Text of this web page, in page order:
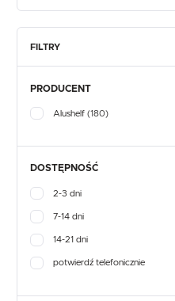
FILTRY
PRODUCENT
Alushelf (180)
DOSTĘPNOŚĆ
2-3 dni
7-14 dni
14-21 dni
potwierdź telefonicznie